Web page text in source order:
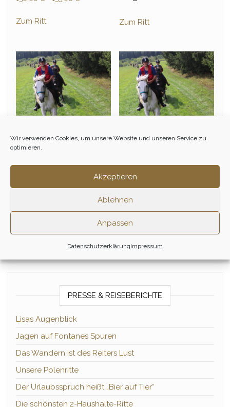
Wir verwenden Cookies, um unsere Website und unseren Service zu
optimieren.
Akzeptieren
Ablehnen
Anpassen
DatenschutzerklärungImpressum
Zum Ritt Zum Ritt
Tagesritt – Mai Tagesritt – April
150,00
Zum Ritt
PRESSE & REISEBERICHTE
Lisas Augenblick
Jagen auf Fontanes Spuren
Das Wandern ist des Reiters Lust
Unsere Polenritte
Der Urlaubsspruch heißt „Bier auf Tier“
Die schönsten 2-Haushalte-Ritte